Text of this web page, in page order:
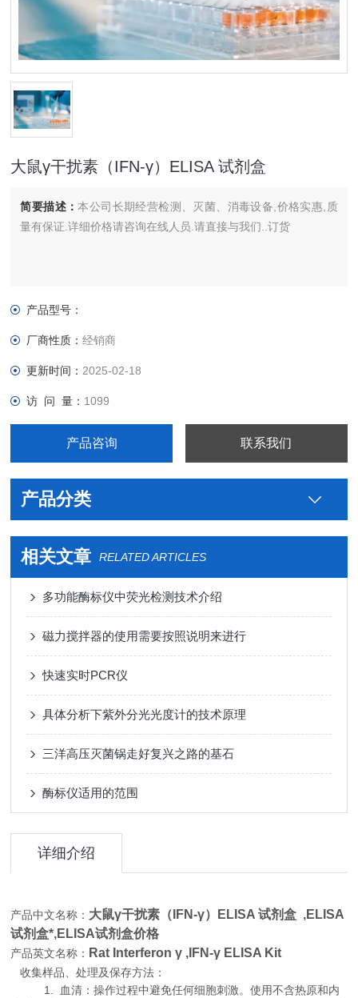
大鼠γ干扰素（IFN-γ）ELISA 试剂盒
简要描述：本公司长期经营检测、灭菌、消毒设备,价格实惠,质
量有保证.详细价格请咨询在线人员.请直接与我们..订货
产品型号：
厂商性质：经销商
更新时间： 2025-02-18
访 问 量： 1099
产品咨询 联系我们
产品分类
相关文章 RELATED ARTICLES
多功能酶标仪中荧光检测技术介绍
磁力搅拌器的使用需要按照说明来进行
快速实时PCR仪
具体分析下紫外分光光度计的技术原理
三洋高压灭菌锅走好复兴之路的基石
酶标仪适用的范围
详细介绍
产品中文名称： 大鼠γ干扰素（IFN-γ）ELISA 试剂盒 ,ELISA
试剂盒*,ELISA试剂盒价格
产品英文名称： Rat Interferon γ ,IFN-γ ELISA Kit
收集样品、处理及保存方法：
1. 血清：操作过程中避免任何细胞刺激。使用不含热原和内